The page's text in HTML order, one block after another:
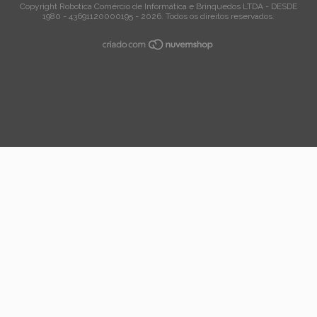
Copyright Robotica Comércio de Informática e Brinquedos LTDA - DESDE
1980 - 43691120000195 - 2026. Todos os direitos reservados.